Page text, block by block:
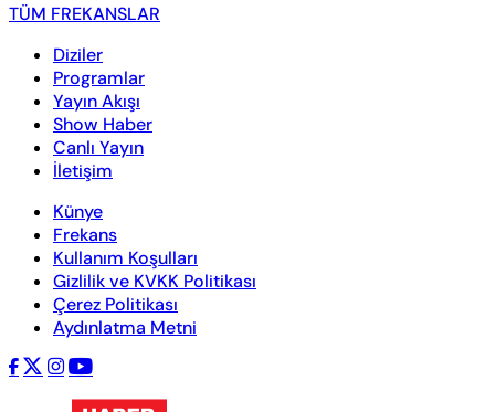
TÜM FREKANSLAR
Diziler
Programlar
Yayın Akışı
Show Haber
Canlı Yayın
İletişim
Künye
Frekans
Kullanım Koşulları
Gizlilik ve KVKK Politikası
Çerez Politikası
Aydınlatma Metni